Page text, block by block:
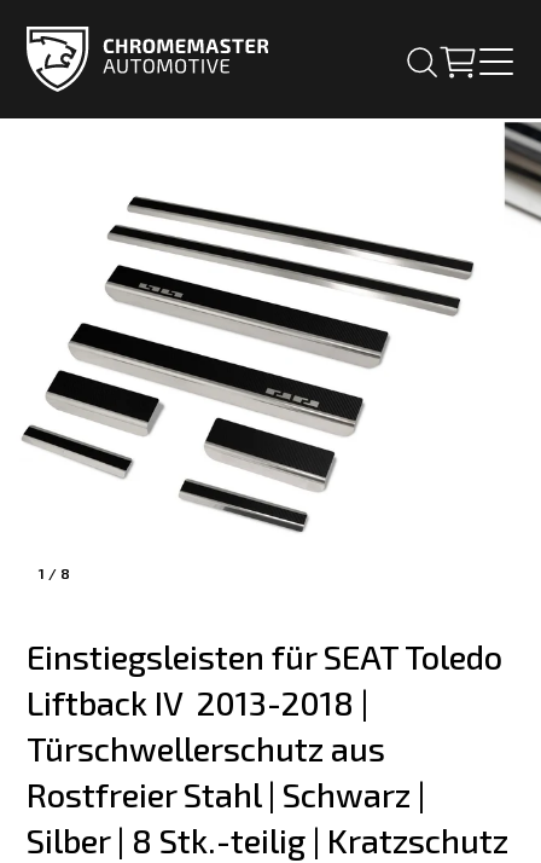
1 / 8
Einstiegsleisten für SEAT Toledo
Liftback IV  2013-2018 |
Türschwellerschutz aus
Rostfreier Stahl | Schwarz |
Silber | 8 Stk.-teilig | Kratzschutz